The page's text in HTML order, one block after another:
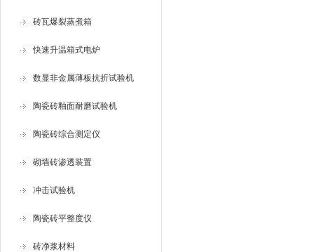
砖瓦爆裂蒸煮箱
快速升温箱式电炉
数显非金属薄板抗折试验机
陶瓷砖釉面耐磨试验机
陶瓷砖综合测定仪
砌墙砖渗透装置
冲击试验机
陶瓷砖平整度仪
砖净浆材料